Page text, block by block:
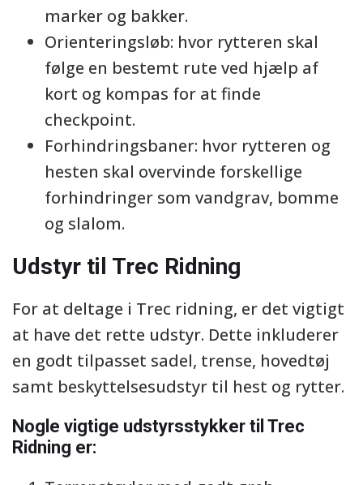
marker og bakker.
Orienteringsløb: hvor rytteren skal
følge en bestemt rute ved hjælp af
kort og kompas for at finde
checkpoint.
Forhindringsbaner: hvor rytteren og
hesten skal overvinde forskellige
forhindringer som vandgrav, bomme
og slalom.
Udstyr til Trec Ridning
For at deltage i Trec ridning, er det vigtigt
at have det rette udstyr. Dette inkluderer
en godt tilpasset sadel, trense, hovedtøj
samt beskyttelsesudstyr til hest og rytter.
Nogle vigtige udstyrsstykker til Trec
Ridning er: